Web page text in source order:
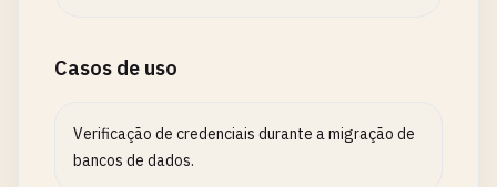
Casos de uso
Verificação de credenciais durante a migração de
bancos de dados.